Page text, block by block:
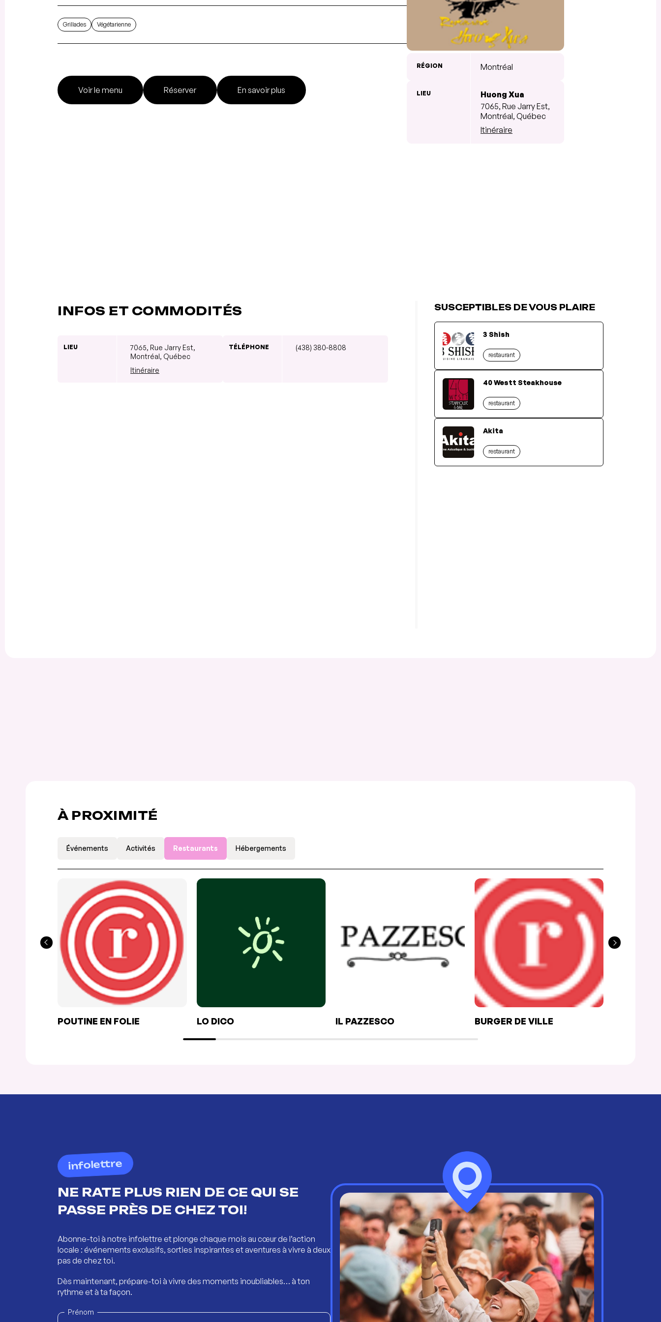
Grillades Végétarienne
Voir le menu Réserver En savoir plus
RÉGION Montréal
LIEU
Huong Xua
7065, Rue Jarry Est,
Montréal, Québec
Itinéraire
INFOS ET COMMODITÉS
LIEU
7065, Rue Jarry Est,
Montréal, Québec
Itinéraire
TÉLÉPHONE (438) 380-8808
SUSCEPTIBLES DE VOUS PLAIRE
3 Shish
restaurant
40 Westt Steakhouse
restaurant
Akita
restaurant
À PROXIMITÉ
Événements Activités Restaurants Hébergements
POUTINE EN FOLIE LO DICO IL PAZZESCO BURGER DE VILLE
infolettre
NE RATE PLUS RIEN DE CE QUI SE
PASSE PRÈS DE CHEZ TOI!
Abonne-toi à notre infolettre et plonge chaque mois au cœur de l’action
locale : événements exclusifs, sorties inspirantes et aventures à vivre à deux
pas de chez toi.
Dès maintenant, prépare-toi à vivre des moments inoubliables… à ton
rythme et à ta façon.
Prénom